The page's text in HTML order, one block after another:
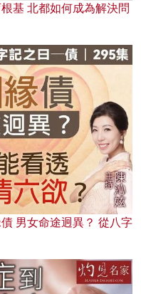
基 北都如何成為解決問
男女命途迥異？ 從八字